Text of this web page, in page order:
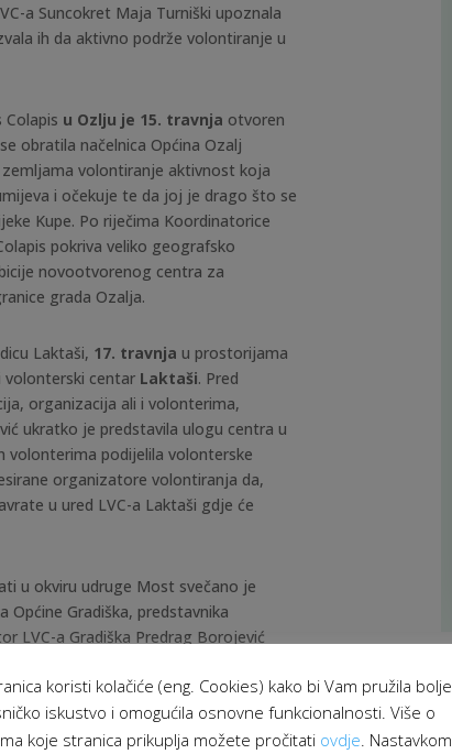
a Suncokret Maja Turniški upoznala
ih da aktivno podrže volontiranje u
u Ozlju je 15. travnja otvoren
obratila načelnica Općina Ozalj
volontiranje aktivnost koja
i očekuje te da joj je drago što se
Kupe. Po riječima Koordinatorice
pokriva veliko geografsko
novootvorenog centra za
grada Ozalja.
Laktaši, 17. travnja u prostorijama
volonterski centar Laktaši. Pred
organizacija ali i volonterima,
ukratko je predstavila ulogu centra u
volonterima podijelila volonterske
organizatore volontiranja da,
u ured LVC-a Laktaši gdje će
u okviru udruge Most svečano je
Općine Gradiška, predstavnika
LVC-a Gradiška Predrag Borojević
i pozvao predstavnike institucija i
kvalitetnih volonterskih programa koji
području Gradiške.
koristi kolačiće (eng. Cookies) kako bi Vam pružila bolje
iskustvo i omogućila osnovne funkcionalnosti. Više o
koje stranica prikuplja možete pročitati ovdje . Nastavkom